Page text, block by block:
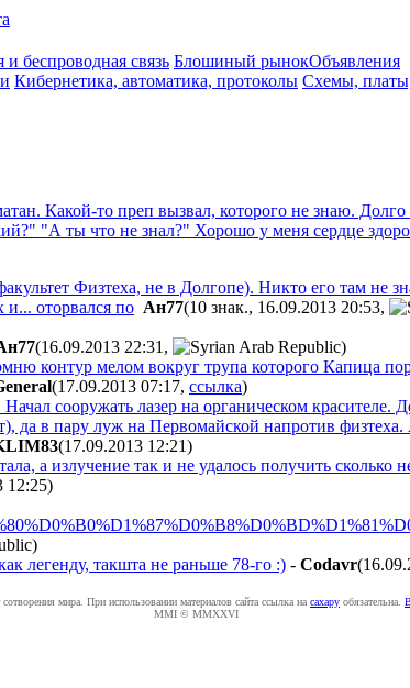
беспроводная связь Блошиный рынокОбъявления
Кибернетика, автоматика, протоколы Схемы,
Какой-то преп вызвал, которого не знаю.
"А ты что не знал?" Хорошо у меня сердце
Физтеха, не в Долгопе). Никто его там не
и... оторвался по Ан77(10 знак., 16.09.2013 20:53,
(16.09.2013 22:31 ,
)
контур мелом вокруг трупа которого Капица
(17.09.2013 07:17, ссылка)
сооружать лазер на органическом
да в пару луж на Первомайской напротив физтеха.
(17.09.2013 12:21)
а излучение так и не удалось получить
12:25)
)
легенду, такшта не раньше 78-го :) - Codavr
мира. При использовании материалов сайта ссылка на caxapу обязательна.
MMI © MMXXVI